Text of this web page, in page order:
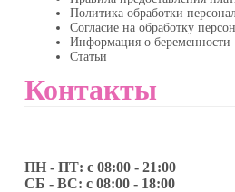
Политика обработки
Согласие на обработку
Информация о беременности
Статьи
Контакты
ПН - ПТ: с 08:00 - 21:00
СБ - ВС: с 08:00 - 18:00